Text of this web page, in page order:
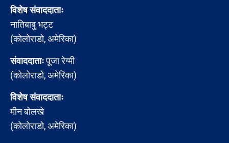
विशेष संवाददाताः
नातिबाबु भट्ट
(कोलोराडो, अमेरिका)
संवाददाताःपूजा रेग्मी
(कोलोराडो, अमेरिका)
विशेष संवाददाताः
मीन बोलखे
(कोलोराडो, अमेरिका)